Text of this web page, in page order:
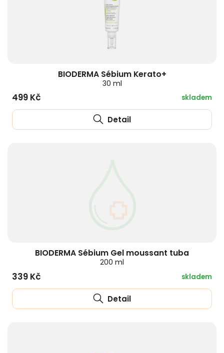
BIODERMA Sébium Kerato+
30 ml
499 Kč skladem
Detail
BIODERMA Sébium Gel moussant tuba
200 ml
339 Kč skladem
Detail